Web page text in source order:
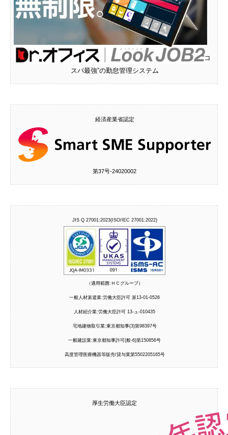
“コ
スパ最強”の勤怠管理システム
経済産業省認定
第37号‐24020002
JIS Q 27001:2023(ISO/IEC 27001:2022)
（適用範囲:ＨＣグループ）
一般人材派遣業:労働大臣許可 派13-01-0526
人材紹介業:労働大臣許可 13-ュ-010435
宅地建物取引業:東京都知事(3)第98397号
一般建設業:東京都知事許可(般-6)第150856号
高度管理医療機器等販売/貸与業第5502205165号
厚生労働大臣認定